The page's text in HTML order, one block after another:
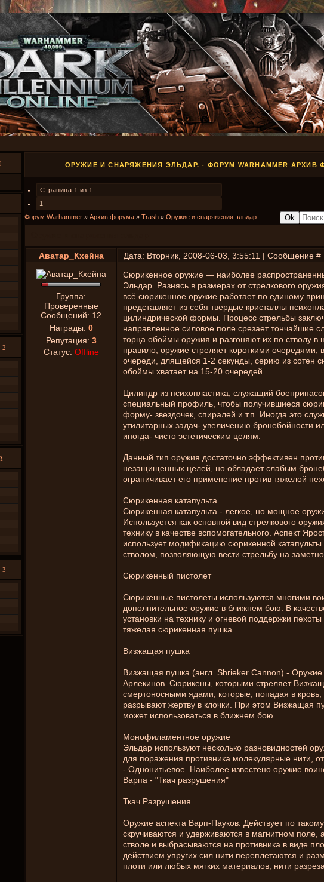
2
3
ОРУЖИЕ И СНАРЯЖЕНИЯ ЭЛЬДАР. - ФОРУМ WARHAMMER АРХИВ
Страница 1 из 1
1
Форум Warhammer » Архив форума » Trash » Оружие и снаряжения эльдар.
Аватар_Кхейна Дата: Вторник, 2008-06-03, 3:55:11 | Сообщение #
Группа:
Проверенные
Сообщений: 12
Награды: 0
Репутация: 3
Статус: Offline
Сюрикенное оружие — наиболее
Эльдар. Разнясь в размерах от стрелкового
всё сюрикенное оружие работает по единому
представляет из себя твердые кристаллы
цилиндрической формы. Процесс стрельбы
направленное силовое поле срезает тончайшие
торца обоймы оружия и разгоняют их по стволу в
правило, оружие стреляет короткими очередями,
очереди, длящейся 1-2 секунды, серию из сотен
обоймы хватает на 15-20 очередей.
Цилиндр из психопластика, служащий
специальный профиль, чтобы получившиеся
форму- звездочек, спиралей и т.п. Иногда это
утилитарных задач- увеличению бронебойности
иногда- чисто эстетическим целям.
Данный тип оружия достаточно эффективен
незащищенных целей, но обладает слабым
ограничивает его применение против тяжелой
Сюрикенная катапульта
Сюрикенная катапульта - легкое, но мощное
Используется как основной вид стрелкового
технику в качестве вспомогательного. Аспект
использует модификацию сюрикенной
стволом, позволяющую вести стрельбу на
Сюрикенный пистолет
Сюрикенные пистолеты используются многими
дополнительное оружие в ближнем бою. В
установки на технику и огневой поддержки
тяжелая сюрикенная пушка.
Визжащая пушка
Визжащая пушка (англ. Shrieker Cannon) -
Арлекинов. Сюрикены, которыми стреляет
смертоносными ядами, которые, попадая в кровь,
разрывают жертву в клочки. При этом Визжащая
может использоваться в ближнем бою.
Монофиламентное оружие
Эльдар используют несколько разновидностей
для поражения противника молекулярные нити,
- Однонитьевое. Наиболее известено оружие
Варпа - "Ткач разрушения"
Ткач Разрушения
Оружие аспекта Варп-Пауков. Действует по
скручиваются и удерживаются в магнитном поле,
стволе и выбрасываются на противника в виде
действием упругих сил нити переплетаются и
плоти или любых мягких материалов, нити